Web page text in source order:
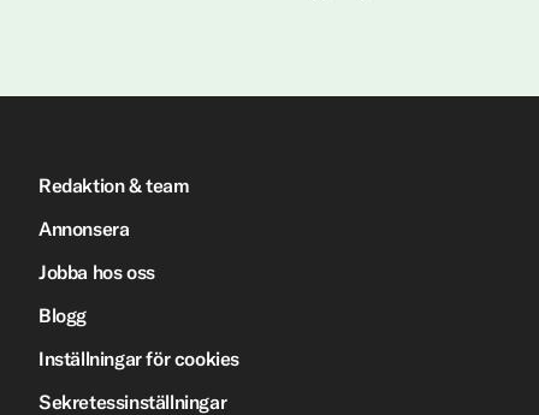
Redaktion & team
Annonsera
Jobba hos oss
Blogg
Inställningar för cookies
Sekretessinställningar